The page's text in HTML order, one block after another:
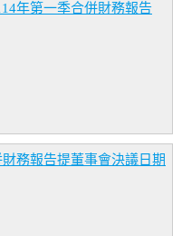
年第一季合併財務報告
務報告提董事會決議日期